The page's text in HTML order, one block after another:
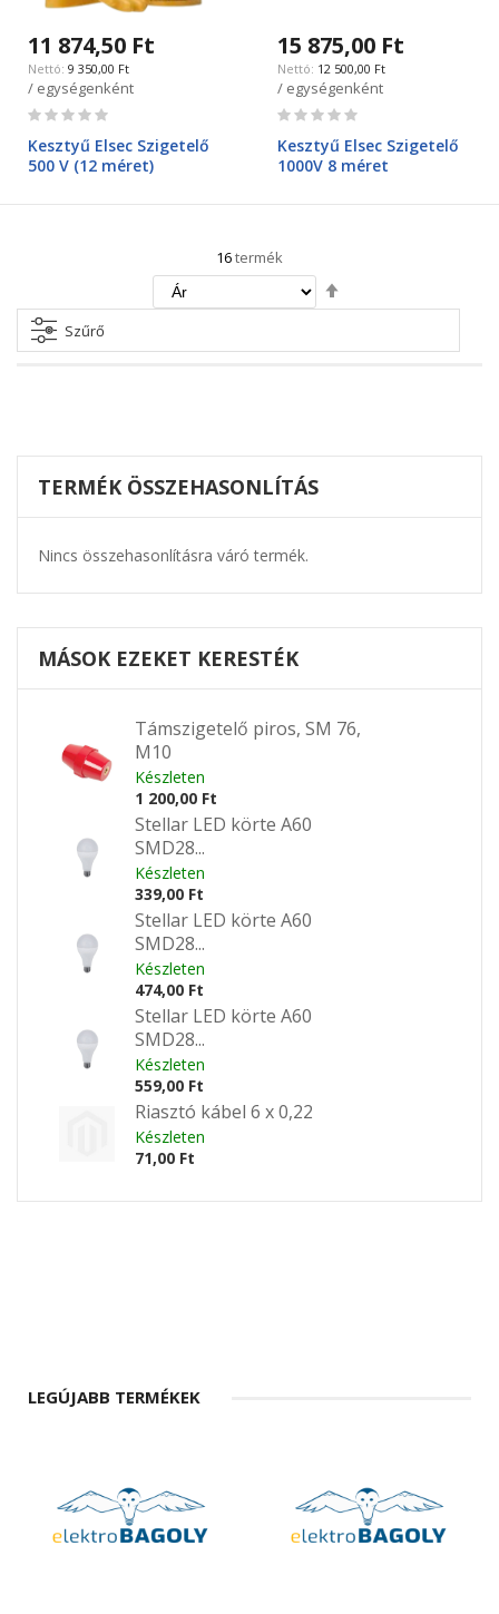
11 874,50 Ft
9 350,00 Ft
/ egységenként
Rating:
Kesztyű Elsec Szigetelő
500 V (12 méret)
15 875,00 Ft
12 500,00 Ft
/ egységenként
Rating:
Kesztyű Elsec Szigetelő
1000V 8 méret
16termék
irány
Szűrő
TERMÉK ÖSSZEHASONLÍTÁS
Nincs összehasonlításra váró termék.
MÁSOK EZEKET KERESTÉK
Támszigetelő piros, SM 76,
M10
Készleten
1 200,00 Ft
Stellar LED körte A60
SMD28...
Készleten
339,00 Ft
Stellar LED körte A60
SMD28...
Készleten
474,00 Ft
Stellar LED körte A60
SMD28...
Készleten
559,00 Ft
Riasztó kábel 6 x 0,22
Készleten
71,00 Ft
LEGÚJABB TERMÉKEK